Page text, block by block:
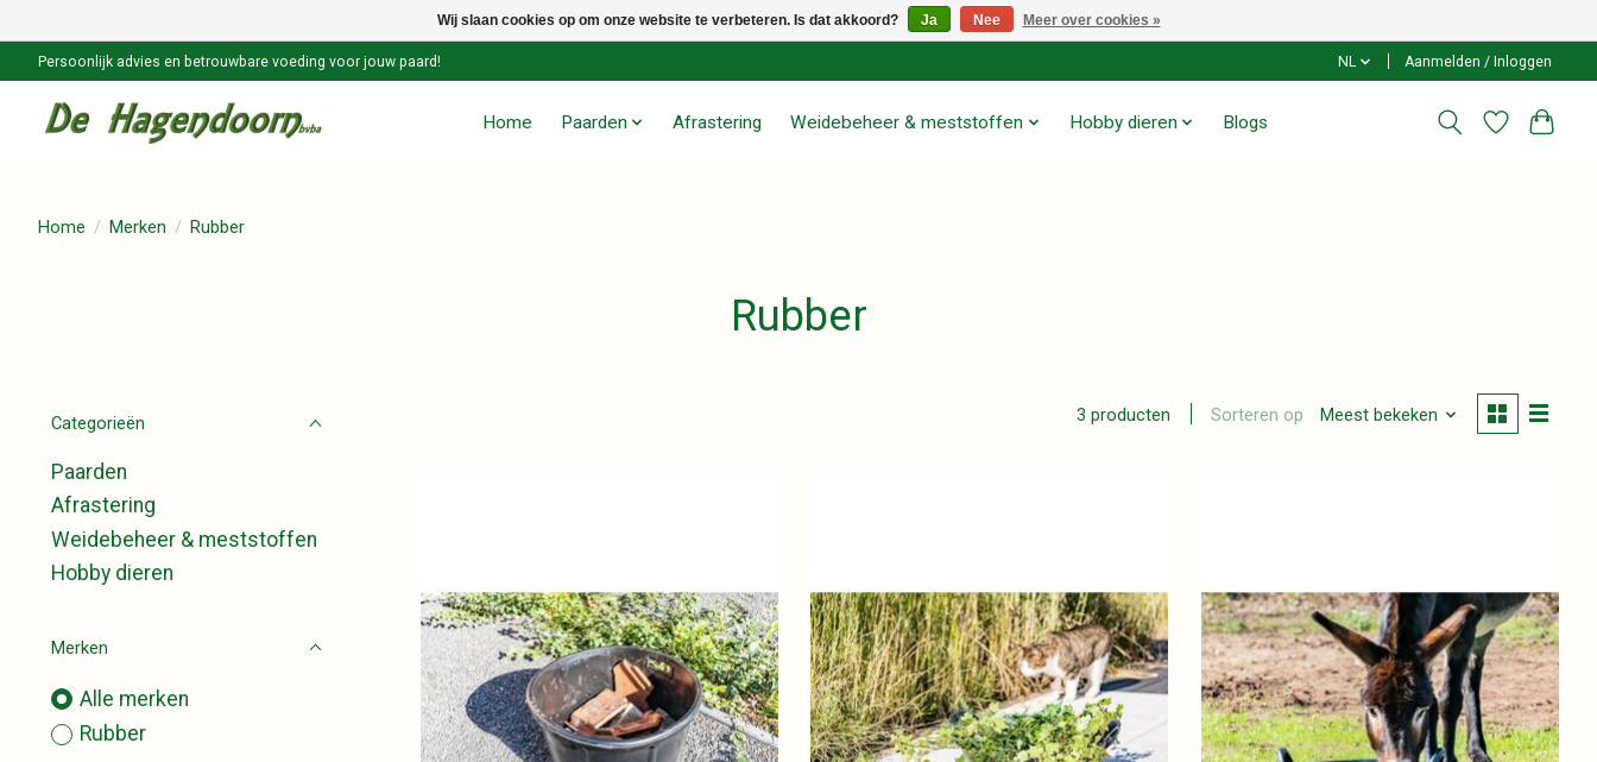
Persoonlijk advies en betrouwbare voeding voor jouw paard! NL Aanmelden / Inloggen
Home Paarden Afrastering Weidebeheer & meststoffen Hobby dieren Blogs
Home / Merken / Rubber
Rubber
Categorieën
Paarden
Afrastering
Weidebeheer & meststoffen
Hobby dieren
Merken
Alle merken
Rubber
3 producten Sorteren op Meest bekeken
Wij slaan cookies op om onze website te verbeteren. Is dat akkoord? Ja Nee Meer over cookies »